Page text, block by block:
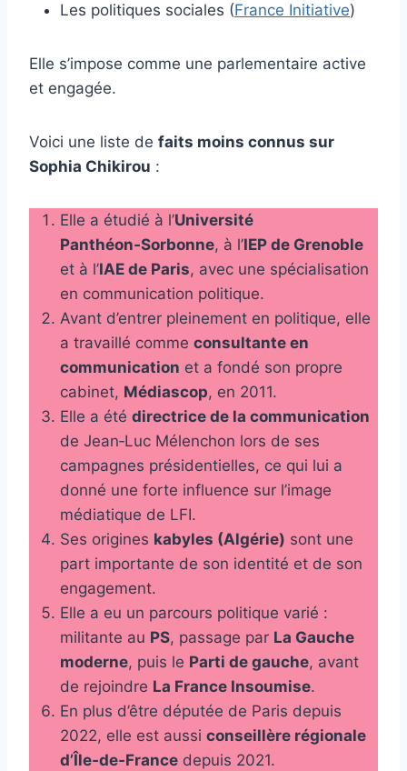
Les politiques sociales (France Initiative)
Elle s’impose comme une parlementaire active
et engagée.
Voici une liste de faits moins connus sur
Sophia Chikirou :
Elle a étudié à l’Université
Panthéon‑Sorbonne, à l’IEP de Grenoble
et à l’IAE de Paris, avec une spécialisation
en communication politique.
Avant d’entrer pleinement en politique, elle
a travaillé comme consultante en
communication et a fondé son propre
cabinet, Médiascop, en 2011.
Elle a été directrice de la communication
de Jean‑Luc Mélenchon lors de ses
campagnes présidentielles, ce qui lui a
donné une forte influence sur l’image
médiatique de LFI.
Ses origines kabyles (Algérie) sont une
part importante de son identité et de son
engagement.
Elle a eu un parcours politique varié :
militante au PS, passage par La Gauche
moderne, puis le Parti de gauche, avant
de rejoindre La France Insoumise.
En plus d’être députée de Paris depuis
2022, elle est aussi conseillère régionale
d’Île‑de‑France depuis 2021.